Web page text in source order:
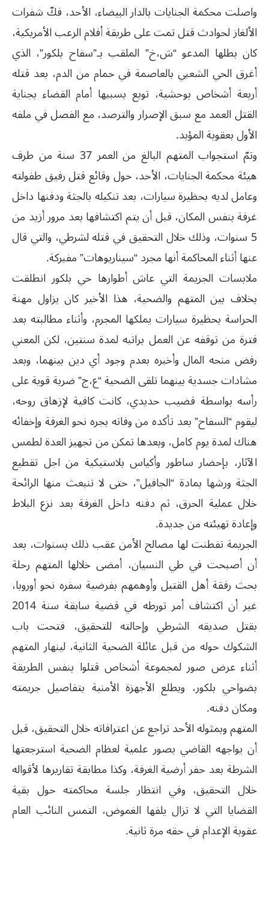
واصلت محكمة الجنايات بالدار البيضاء، الأحد، فكّ شفرات
الألغاز لحوادث قتل تمت على طريقة أفلام الرعب الأمريكية،
كان بطلها المدعو “ش،خ” الملقب بـ”سفاح بلكور”، الذي
أغرق الحي الشعبي بالعاصمة في حمام من الدم، بعد قتله
أربعة أشخاص بوحشية، توبع بسببها أمام القضاء بجناية
القتل العمد مع سبق الإصرار والترصد، مع الفصل في ملفه
الأول بعقوبة المؤبد.
وتمّ استجواب المتهم البالغ من العمر 37 سنة من طرف
هيئة محكمة الجنايات، الأحد، حول وقائع قتل رفيق طفولته
وعامل لديه بحظيرة سيارات، بعد تنكيله بالجثة ودفنها داخل
غرفة بنفس المكان، قبل أن يتم اكتشافها بعد مرور أزيد من
5 سنوات، وذلك خلال التحقيق في قتله لشرطي، والتي قال
عنها أثناء المحاكمة أنها مجرد “سيناريوهات” مفبركة.
ملابسات الجريمة التي عاش أطوارها حي بلكور انطلقت
بخلاف بين المتهم والضحية، هذا الأخير كان يزاول مهنة
الحراسة بحظيرة سيارات يملكها المجرم، وأثناء مطالبته بعد
فترة من توقفه عن العمل براتبه لمدة سنتين، لكن المعني
رفض منحه المال وأخبره بعدم وجود أي دين بينهما، وبعد
مشادات جسدية بينهما تلقى الضحية “ع،ج” ضربة قوية على
رأسه بواسطة قضيب حديدي، كانت كافية لإزهاق روحه،
ليقوم “السفاح” بعد تأكده من وفاته بجره نحو الغرفة وإخفائه
هناك لمدة يوم كامل، وبعدها تمكن من تجهيز العدة لطمس
الآثار، بإحضار ساطور وأكياس بلاستيكية من اجل تقطيع
الجثة ورشها بمادة “الجافيل”، حتى لا تنبعث منها الرائحة
خلال عملية الحرق، ثم دفنه داخل الغرفة بعد نزع البلاط
وإعادة تهيئته من جديدة.
الجريمة تفطنت لها مصالح الأمن عقب ذلك بسنوات، بعد
أن أصبحت في طي النسيان، أمضى خلالها المتهم رحلة
بحث رفقة أهل القتيل وأوهمهم بفرضية سفره نحو أوروبا،
غير أن اكتشاف أمر تورطه في قضية سابقة سنة 2014
بقتل صديقه الشرطي وإحالته للتحقيق، فتحت باب
الشكوك حوله من قبل عائلة الضحية الثانية، لينهار المتهم
أثناء عرض صور لمجموعة أشخاص قتلوا بنفس الطريقة
بضواحي بلكور، ويطلع الأجهزة الأمنية بتفاصيل جريمته
ومكان دفنه.
المتهم وبمثوله الأحد تراجع عن اعترافاته خلال التحقيق، قبل
أن يواجهه القاضي بصور علمية لعظام الضحية استرجعتها
الشرطة بعد حفر أرضية الغرفة، وكذا مطابقة تقاريرها لأقواله
خلال التحقيق، وفي انتظار جلسة محاكمته حول بقية
القضايا التي لا تزال يلفها الغموض، التمس النائب العام
عقوبة الإعدام في حقه مرة ثانية.